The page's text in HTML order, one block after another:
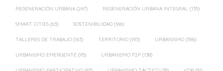
REGENERACIÓN URBANA (247) REGENERACIÓN URBANA INTEGRAL (135)
SMART CITIES (63) SOSTENIBILIDAD (166)
TALLERES DE TRABAJO (163) TERRITORIO (193) URBANISMO (596)
URBANISMO EMERGENTE (95) URBANISMO P2P (138)